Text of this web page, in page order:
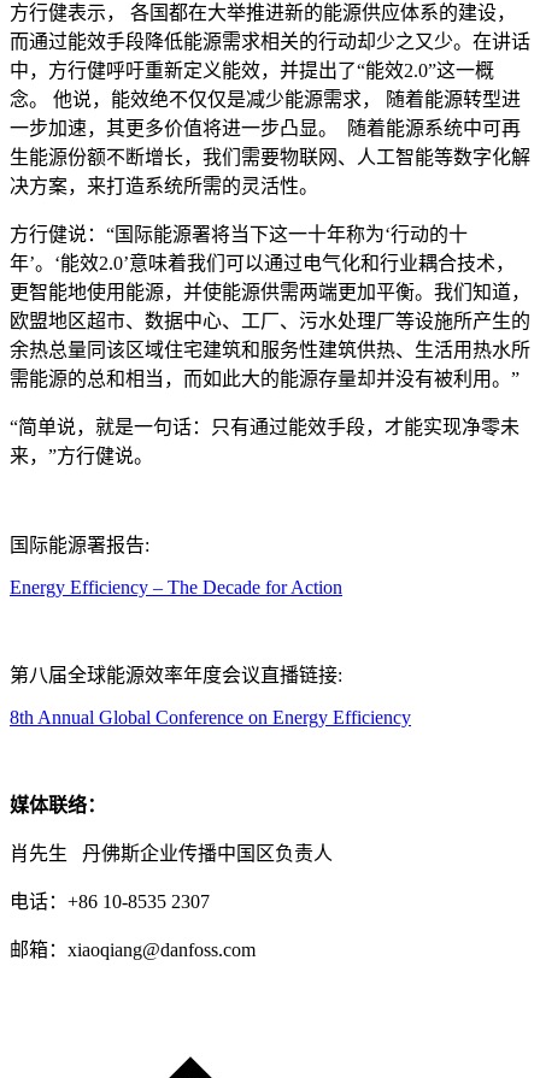
方行健表示， 各国都在大举推进新的能源供应体系的建设，
而通过能效手段降低能源需求相关的行动却少之又少。在讲话
中，方行健呼吁重新定义能效，并提出了“能效2.0”这一概
念。 他说，能效绝不仅仅是减少能源需求， 随着能源转型进
一步加速，其更多价值将进一步凸显。 随着能源系统中可再
生能源份额不断增长，我们需要物联网、人工智能等数字化解
决方案，来打造系统所需的灵活性。
方行健说：“国际能源署将当下这一十年称为‘行动的十
年’。‘能效2.0’意味着我们可以通过电气化和行业耦合技术，
更智能地使用能源，并使能源供需两端更加平衡。我们知道，
欧盟地区超市、数据中心、工厂、污水处理厂等设施所产生的
余热总量同该区域住宅建筑和服务性建筑供热、生活用热水所
需能源的总和相当，而如此大的能源存量却并没有被利用。”
“简单说，就是一句话：只有通过能效手段，才能实现净零未
来，”方行健说。
国际能源署报告:
Energy Efficiency – The Decade for Action
第八届全球能源效率年度会议直播链接:
8th Annual Global Conference on Energy Efficiency
媒体联络：
肖先生 丹佛斯企业传播中国区负责人
电话：+86 10-8535 2307
邮箱：xiaoqiang@danfoss.com